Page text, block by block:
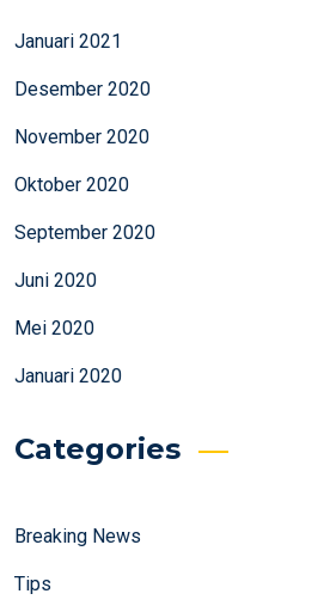
Januari 2021
Desember 2020
November 2020
Oktober 2020
September 2020
Juni 2020
Mei 2020
Januari 2020
Categories
Breaking News
Tips